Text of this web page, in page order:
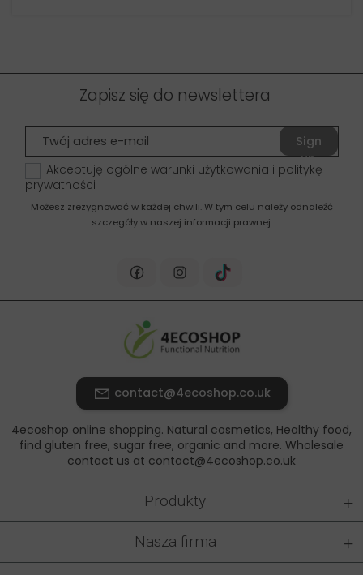
Zapisz się do newslettera
Sign
up
Akceptuję ogólne warunki użytkowania i politykę
prywatności
Możesz zrezygnować w każdej chwili. W tym celu należy odnaleźć
szczegóły w naszej informacji prawnej.
contact@4ecoshop.co.uk
4ecoshop online shopping. Natural cosmetics, Healthy food,
find gluten free, sugar free, organic and more. Wholesale
contact us at contact@4ecoshop.co.uk
Produkty +
Nasza firma +